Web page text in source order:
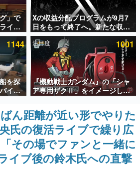
覧
記事
が数千以上！ ページビュー数万以上！ などな
々に読まれた、電ファミ渾身の“殿堂入り”記
した。
企画書
リエイターの方々に製作時のエピソードをお
トする企画（ゲーム）とは何か？を探ってい
いてはいけない。『赫本』は、〈試験問題〉
短編ホラー小説集です。
」で
イク
ソウ
に失
Xの収益分配プログラムが9月7
日をもって終了へ。新たな収益
化制度「Original Content
Rewards Program」を発表
1144
を探
イバ
が無
間は8
注目度 1001
『機動戦士ガンダム』の「シャ
ア専用ザクⅡ」をイメージした
散水ホースリールが予約開始。
本体にはシャアのパーソナルマ
ークやジオン公国軍のエンブレ
ム、型式番号などを配置
ん距離が近い形でやりた
氏の復活ライブで繰り広
その場でファンと一緒に
イブ後の鈴木氏への直撃